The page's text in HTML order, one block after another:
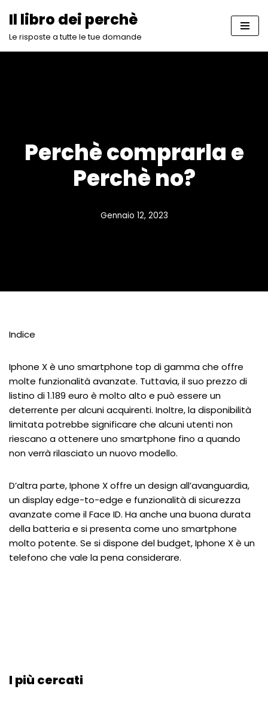
Vai
Il libro dei perchè
Le risposte a tutte le tue domande
Perchè comprarla e
Perchè no?
Gennaio 12, 2023
Indice
Iphone X è uno smartphone top di gamma che offre
molte funzionalità avanzate. Tuttavia, il suo prezzo di
listino di 1.189 euro è molto alto e può essere un
deterrente per alcuni acquirenti. Inoltre, la disponibilità
limitata potrebbe significare che alcuni utenti non
riescano a ottenere uno smartphone fino a quando
non verrà rilasciato un nuovo modello.
D’altra parte, Iphone X offre un design all’avanguardia,
un display edge-to-edge e funzionalità di sicurezza
avanzate come il Face ID. Ha anche una buona durata
della batteria e si presenta come uno smartphone
molto potente. Se si dispone del budget, Iphone X è un
telefono che vale la pena considerare.
I più cercati